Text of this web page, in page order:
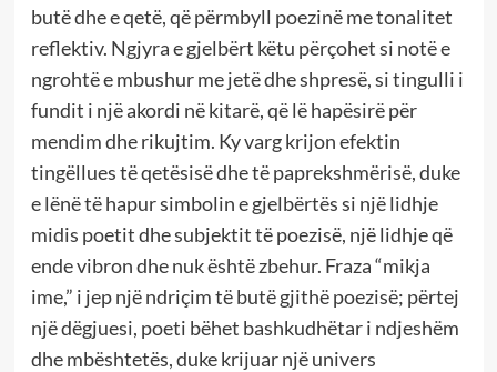
butë dhe e qetë, që përmbyll poezinë me tonalitet
reflektiv. Ngjyra e gjelbërt këtu përçohet si notë e
ngrohtë e mbushur me jetë dhe shpresë, si tingulli i
fundit i një akordi në kitarë, që lë hapësirë për
mendim dhe rikujtim. Ky varg krijon efektin
tingëllues të qetësisë dhe të paprekshmërisë, duke
e lënë të hapur simbolin e gjelbërtës si një lidhje
midis poetit dhe subjektit të poezisë, një lidhje që
ende vibron dhe nuk është zbehur. Fraza “mikja
ime,” i jep një ndriçim të butë gjithë poezisë; përtej
një dëgjuesi, poeti bëhet bashkudhëtar i ndjeshëm
dhe mbështetës, duke krijuar një univers